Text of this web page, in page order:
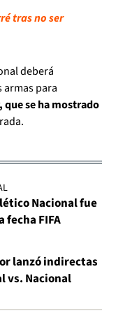
tras no ser
deberá
armas para
se ha mostrado
Nacional fue
fecha FIFA
lanzó indirectas
vs. Nacional